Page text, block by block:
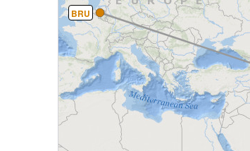
BRU